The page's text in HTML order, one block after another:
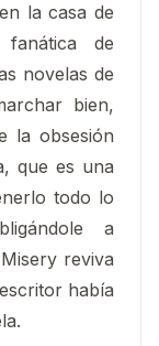
la casa de
de
novelas de
bien,
la obsesión
que es una
todo lo
a
reviva
había